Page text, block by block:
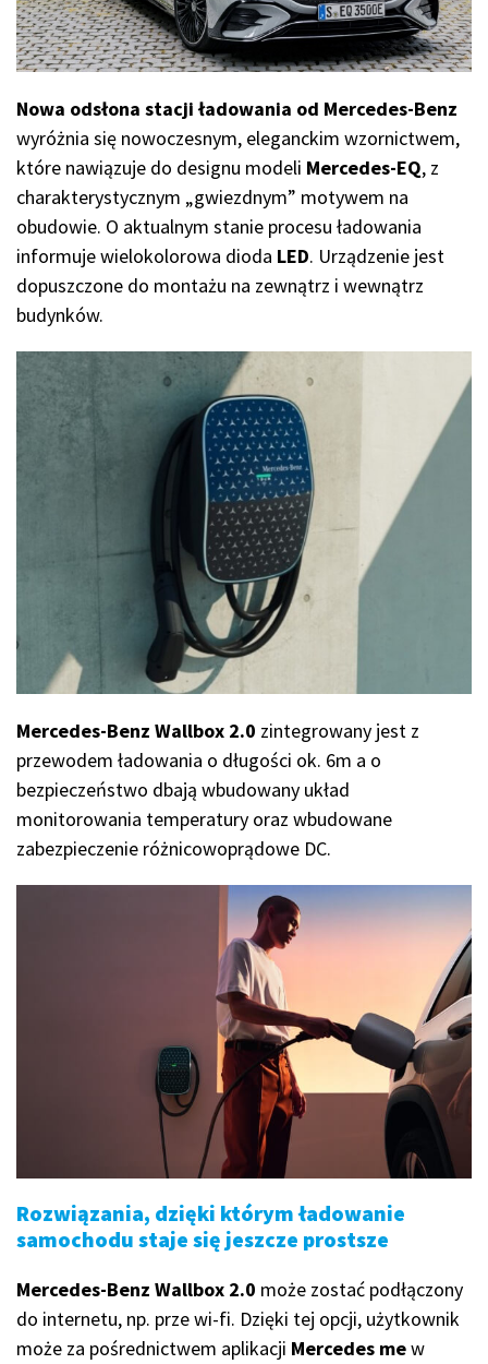
Nowa odsłona stacji ładowania od Mercedes-Benz
wyróżnia się nowoczesnym, eleganckim wzornictwem,
które nawiązuje do designu modeli Mercedes-EQ, z
charakterystycznym „gwiezdnym” motywem na
obudowie. O aktualnym stanie procesu ładowania
informuje wielokolorowa dioda LED. Urządzenie jest
dopuszczone do montażu na zewnątrz i wewnątrz
budynków.
Mercedes-Benz Wallbox 2.0 zintegrowany jest z
przewodem ładowania o długości ok. 6m a o
bezpieczeństwo dbają wbudowany układ
monitorowania temperatury oraz wbudowane
zabezpieczenie różnicowoprądowe DC.
Rozwiązania, dzięki którym ładowanie
samochodu staje się jeszcze prostsze
Mercedes-Benz Wallbox 2.0 może zostać podłączony
do internetu, np. prze wi-fi. Dzięki tej opcji, użytkownik
może za pośrednictwem aplikacji Mercedes mew